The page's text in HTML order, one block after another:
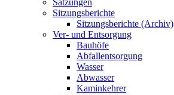
Satzungen
Sitzungsberichte
Sitzungsberichte (Archiv)
Ver- und Entsorgung
Bauhöfe
Abfallentsorgung
Wasser
Abwasser
Kaminkehrer